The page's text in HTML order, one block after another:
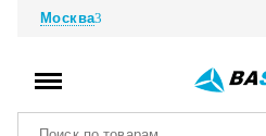
Москва